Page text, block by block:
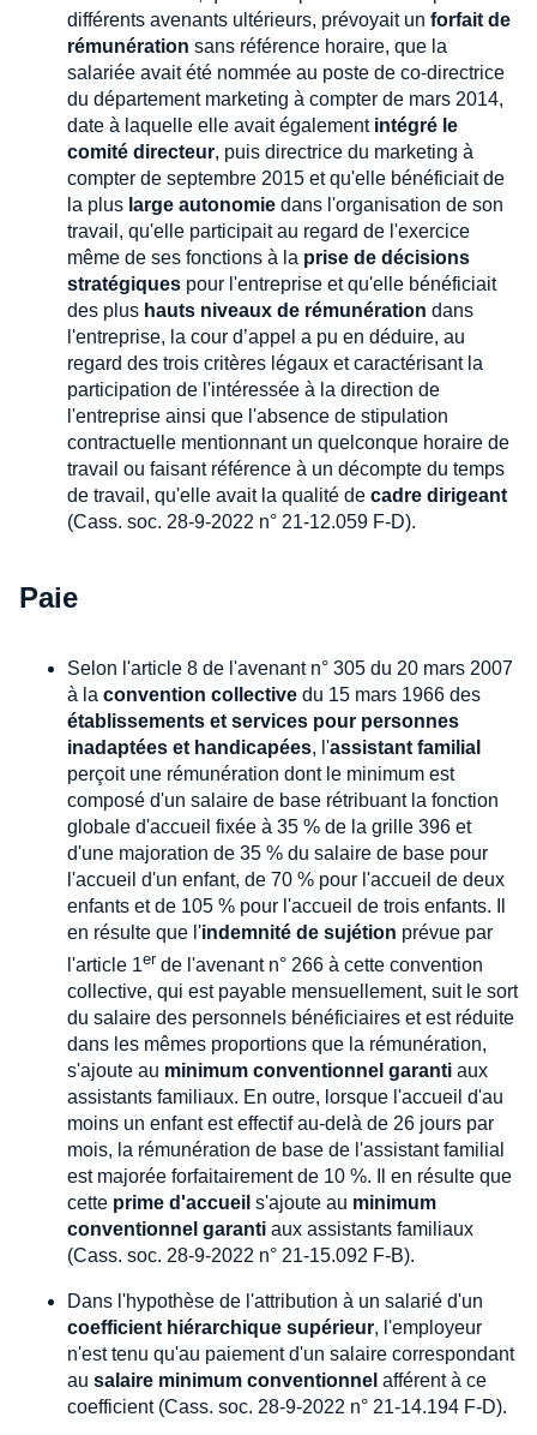
différents avenants ultérieurs, prévoyait un forfait de
rémunération sans référence horaire, que la
salariée avait été nommée au poste de co-directrice
du département marketing à compter de mars 2014,
date à laquelle elle avait également intégré le
comité directeur, puis directrice du marketing à
compter de septembre 2015 et qu'elle bénéficiait de
la plus large autonomie dans l'organisation de son
travail, qu'elle participait au regard de l'exercice
même de ses fonctions à la prise de décisions
stratégiques pour l'entreprise et qu'elle bénéficiait
des plus hauts niveaux de rémunération dans
l'entreprise, la cour d’appel a pu en déduire, au
regard des trois critères légaux et caractérisant la
participation de l'intéressée à la direction de
l'entreprise ainsi que l'absence de stipulation
contractuelle mentionnant un quelconque horaire de
travail ou faisant référence à un décompte du temps
de travail, qu'elle avait la qualité de cadre dirigeant
(Cass. soc. 28-9-2022 n° 21-12.059 F-D).
Paie
Selon l'article 8 de l'avenant n° 305 du 20 mars 2007
à la convention collective du 15 mars 1966 des
établissements et services pour personnes
inadaptées et handicapées, l'assistant familial
perçoit une rémunération dont le minimum est
composé d'un salaire de base rétribuant la fonction
globale d'accueil fixée à 35 % de la grille 396 et
d'une majoration de 35 % du salaire de base pour
l'accueil d'un enfant, de 70 % pour l'accueil de deux
enfants et de 105 % pour l'accueil de trois enfants. Il
en résulte que l'indemnité de sujétion prévue par
l'article 1er de l'avenant n° 266 à cette convention
collective, qui est payable mensuellement, suit le sort
du salaire des personnels bénéficiaires et est réduite
dans les mêmes proportions que la rémunération,
s'ajoute au minimum conventionnel garanti aux
assistants familiaux. En outre, lorsque l'accueil d'au
moins un enfant est effectif au-delà de 26 jours par
mois, la rémunération de base de l'assistant familial
est majorée forfaitairement de 10 %. Il en résulte que
cette prime d'accueil s'ajoute au minimum
conventionnel garanti aux assistants familiaux
(Cass. soc. 28-9-2022 n° 21-15.092 F-B).
Dans l'hypothèse de l'attribution à un salarié d'un
coefficient hiérarchique supérieur, l'employeur
n'est tenu qu'au paiement d'un salaire correspondant
au salaire minimum conventionnel afférent à ce
coefficient (Cass. soc. 28-9-2022 n° 21-14.194 F-D).